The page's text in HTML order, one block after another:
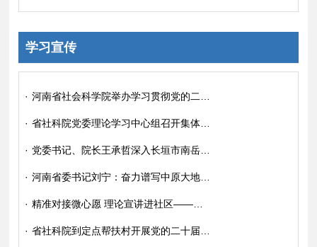
学习宣传
· 河南省社会科学院举办学习贯彻党的二十届四中全会精神培训班
· 省社科院党委理论学习中心组召开集体学习（扩大）报告会深入学习贯彻党的二十届四中全会精神
· 党委书记、院长王承哲深入长垣市南岳村、滑店村调研指导乡村振兴工作 宣讲党的二十届四中全会精神
· 河南省委书记刘宁：奋力谱写中原大地推进中国式现代化新篇章
· 精准对接微心愿 理论宣讲进社区——省社科院到“双报到”社区开展党的二十届四中全会精神宣讲活动
· 省社科院到定点帮扶村开展党的二十届四中全会精神宣讲暨普法宣传活动